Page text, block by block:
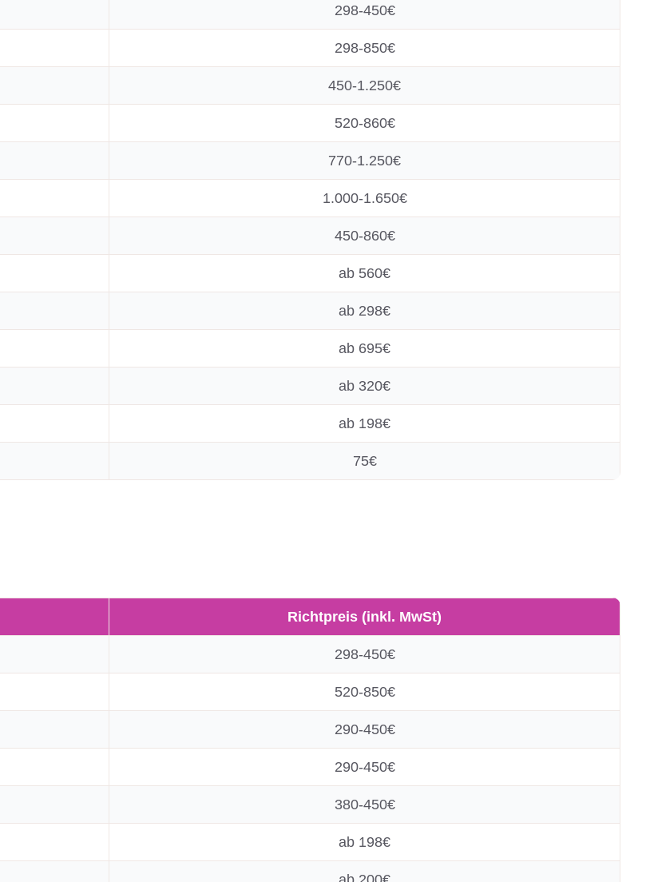
298-450€
298-850€
450-1.250€
520-860€
770-1.250€
1.000-1.650€
450-860€
ab 560€
ab 298€
ab 695€
ab 320€
ab 198€
75€
Richtpreis (inkl. MwSt)
298-450€
520-850€
290-450€
290-450€
380-450€
ab 198€